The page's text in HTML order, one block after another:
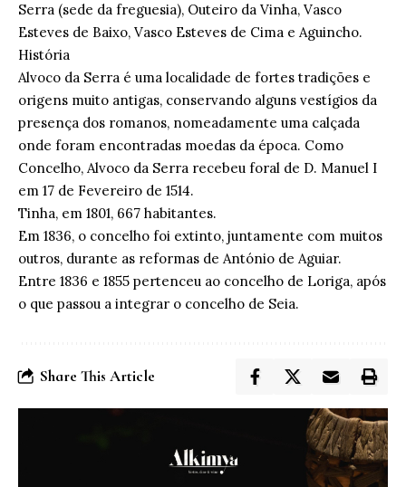
Serra (sede da freguesia), Outeiro da Vinha, Vasco
Esteves de Baixo, Vasco Esteves de Cima e Aguincho.
História
Alvoco da Serra é uma localidade de fortes tradições e
origens muito antigas, conservando alguns vestígios da
presença dos romanos, nomeadamente uma calçada
onde foram encontradas moedas da época. Como
Concelho, Alvoco da Serra recebeu foral de D. Manuel I
em 17 de Fevereiro de 1514.
Tinha, em 1801, 667 habitantes.
Em 1836, o concelho foi extinto, juntamente com muitos
outros, durante as reformas de António de Aguiar.
Entre 1836 e 1855 pertenceu ao concelho de Loriga, após
o que passou a integrar o concelho de Seia.
Share This Article